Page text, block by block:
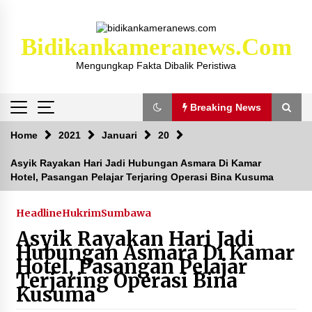
Bidikankameranews.com
Mengungkap Fakta Dibalik Peristiwa
Breaking News
Breaking News
Kejaksaan KSB Mulai Lidik Mafia Tanah Desa
Sekongkang Bawah
2 tahun ago
Laporan Dugaan Pencabulan di Desa Sepayung
Kec. Plampang, Polres Sumbawa Pastikan
Proses Penyelidikan Berjalan Maksimal
4 minggu ago
Home 2021 Januari 20
Asyik Rayakan Hari Jadi Hubungan Asmara Di Kamar
Hotel, Pasangan Pelajar Terjaring Operasi Bina Kusuma
HeadlineHukrimSumbawa
Asyik Rayakan Hari Jadi
Hubungan Asmara Di Kamar
Hotel, Pasangan Pelajar
Terjaring Operasi Bina
Kusuma